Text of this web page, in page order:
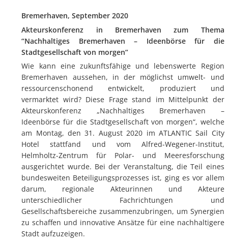
Bremerhaven, September 2020
Akteurskonferenz in Bremerhaven zum Thema
“Nachhaltiges Bremerhaven – Ideenbörse für die
Stadtgesellschaft von morgen”
Wie kann eine zukunftsfähige und lebenswerte Region
Bremerhaven aussehen, in der möglichst umwelt- und
ressourcenschonend entwickelt, produziert und
vermarktet wird? Diese Frage stand im Mittelpunkt der
Akteurskonferenz „Nachhaltiges Bremerhaven –
Ideenbörse für die Stadtgesellschaft von morgen“, welche
am Montag, den 31. August 2020 im ATLANTIC Sail City
Hotel stattfand und vom Alfred-Wegener-Institut,
Helmholtz-Zentrum für Polar- und Meeresforschung
ausgerichtet wurde. Bei der Veranstaltung, die Teil eines
bundesweiten Beteiligungsprozesses ist, ging es vor allem
darum, regionale Akteurinnen und Akteure
unterschiedlicher Fachrichtungen und
Gesellschaftsbereiche zusammenzubringen, um Synergien
zu schaffen und innovative Ansätze für eine nachhaltigere
Stadt aufzuzeigen.